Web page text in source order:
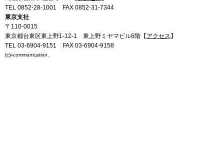
TEL 0852-28-1001
FAX 0852-31-7344
東京支社
〒110-0015
東京都台東区東上野1-12-1 東上野ミヤマビル6階【 アクセス 】
TEL 03-6904-9151
FAX 03-6904-9158
(c)i-communication.